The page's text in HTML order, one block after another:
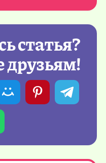
статья?
друзьям!